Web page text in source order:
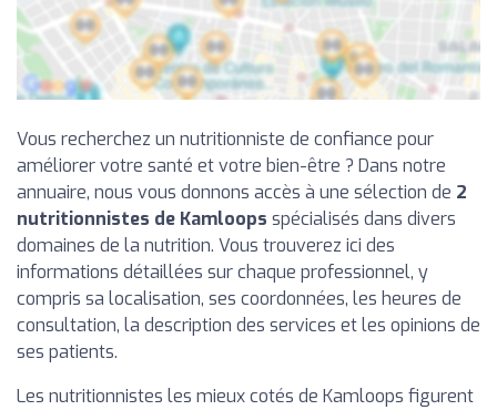
Vous recherchez un nutritionniste de confiance pour
améliorer votre santé et votre bien-être ? Dans notre
annuaire, nous vous donnons accès à une sélection de 2
nutritionnistes de Kamloops spécialisés dans divers
domaines de la nutrition. Vous trouverez ici des
informations détaillées sur chaque professionnel, y
compris sa localisation, ses coordonnées, les heures de
consultation, la description des services et les opinions de
ses patients.
Les nutritionnistes les mieux cotés de Kamloops figurent